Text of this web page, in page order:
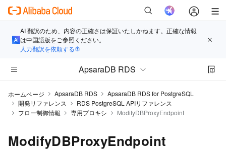
AI 翻訳のため、内容の正確さは保証いたしかねます。正確な情報
は中国語版をご参照ください。
人力翻訳を依頼する
ApsaraDB RDS
ホームページ ApsaraDB RDS
ApsaraDB RDS for PostgreSQL
開発リファレンス
RDS PostgreSQL APIリファレンス
フロー制御情報
専用プロキシ ModifyDBProxyEndpoint
ModifyDBProxyEndpoint